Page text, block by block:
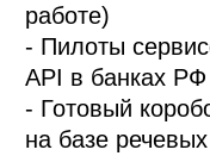
работе)
- Пилоты
API в банках РФ
- Готовый
на базе